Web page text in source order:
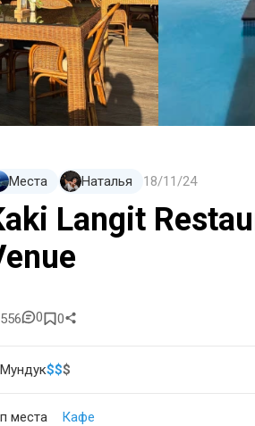
Места Наталья 18/11/24
Langit
556 0 0
Мундук$$$
места
Кафе